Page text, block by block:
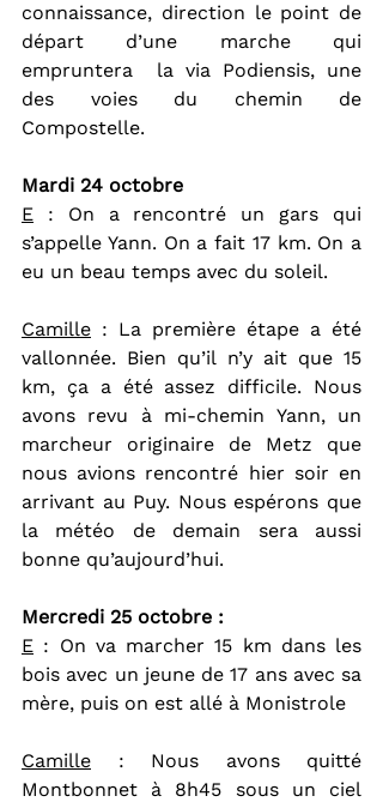
connaissance, direction le point de
départ d’une marche qui
empruntera  la via Podiensis, une
des voies du chemin de
Compostelle.
Mardi 24 octobre
E : On a rencontré un gars qui
s’appelle Yann. On a fait 17 km. On a
eu un beau temps avec du soleil.
Camille : La première étape a été
vallonnée. Bien qu’il n’y ait que 15
km, ça a été assez difficile. Nous
avons revu à mi-chemin Yann, un
marcheur originaire de Metz que
nous avions rencontré hier soir en
arrivant au Puy. Nous espérons que
la météo de demain sera aussi
bonne qu’aujourd’hui.
Mercredi 25 octobre :
E : On va marcher 15 km dans les
bois avec un jeune de 17 ans avec sa
mère, puis on est allé à Monistrole
Camille : Nous avons quitté
Montbonnet à 8h45 sous un ciel